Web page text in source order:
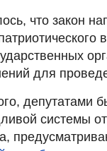
что закон
для
депутатами
системы